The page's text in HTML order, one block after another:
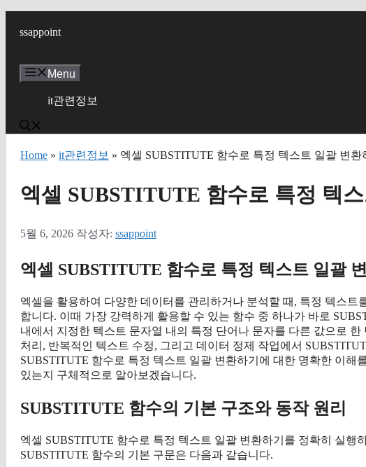
ssappoint
Menu
it관련정보
Home » it관련정보 » 엑셀 SUBSTITUTE 함수로 특정 텍스트 일괄 변환
엑셀 SUBSTITUTE 함수로 특정 텍스
5월 6, 2026 작성자: ssappoint
엑셀 SUBSTITUTE 함수로 특정 텍스트 일괄
엑셀을 활용하여 다양한 데이터를 관리하거나 분석할 때, 특정 텍스트
합니다. 이때 가장 강력하게 활용할 수 있는 함수 중 하나가 바로
내에서 지정한 텍스트 문자열 내의 특정 단어나 문자를 다른 값으로
처리, 반복적인 텍스트 수정, 그리고 데이터 정제 작업에서
SUBSTITUTE 함수로 특정 텍스트 일괄 변환하기에 대한 명확한 이해
있는지 구체적으로 알아보겠습니다.
SUBSTITUTE 함수의 기본 구조와 동작 원리
엑셀 SUBSTITUTE 함수로 특정 텍스트 일괄 변환하기를 정확히 실행
SUBSTITUTE 함수의 기본 구문은 다음과 같습니다.